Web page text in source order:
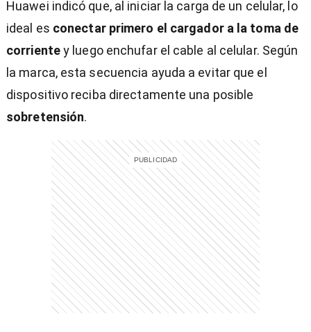
Huawei indicó que, al iniciar la carga de un celular, lo
ideal es conectar primero el cargador a la toma de
corrientey luego enchufar el cable al celular. Según
la marca, esta secuencia ayuda a evitar que el
dispositivo reciba directamente una posible
sobretensión.